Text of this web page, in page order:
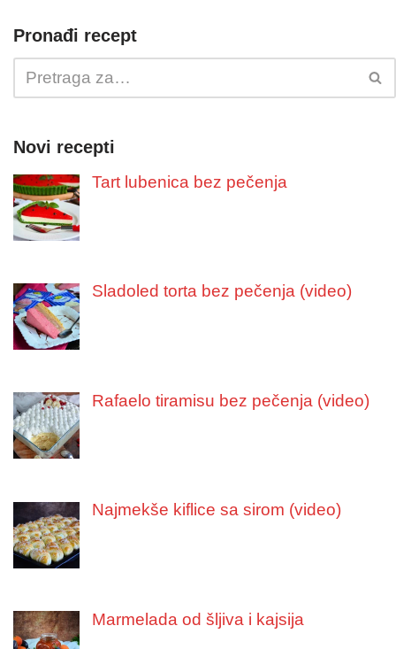
Pronađi recept
Novi recepti
Tart lubenica bez pečenja
Sladoled torta bez pečenja (video)
Rafaelo tiramisu bez pečenja (video)
Najmekše kiflice sa sirom (video)
Marmelada od šljiva i kajsija